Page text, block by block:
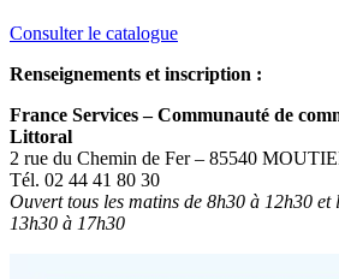
Consulter le catalogue
Renseignements et inscription :
France Services – Communauté de
Littoral
2 rue du Chemin de Fer – 85540
Tél. 02 44 41 80 30
Ouvert tous les matins de 8h30 à 12h30 et
13h30 à 17h30